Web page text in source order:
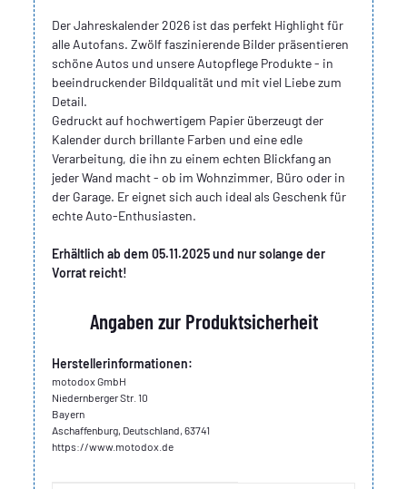
Der Jahreskalender 2026 ist das perfekt Highlight für
alle Autofans. Zwölf faszinierende Bilder präsentieren
schöne Autos und unsere Autopflege Produkte - in
beeindruckender Bildqualität und mit viel Liebe zum
Detail.
Gedruckt auf hochwertigem Papier überzeugt der
Kalender durch brillante Farben und eine edle
Verarbeitung, die ihn zu einem echten Blickfang an
jeder Wand macht - ob im Wohnzimmer, Büro oder in
der Garage. Er eignet sich auch ideal als Geschenk für
echte Auto-Enthusiasten.
Erhältlich ab dem 05.11.2025 und nur solange der
Vorrat reicht!
Angaben zur Produktsicherheit
Herstellerinformationen:
motodox GmbH
Niedernberger Str. 10
Bayern
Aschaffenburg, Deutschland, 63741
https://www.motodox.de